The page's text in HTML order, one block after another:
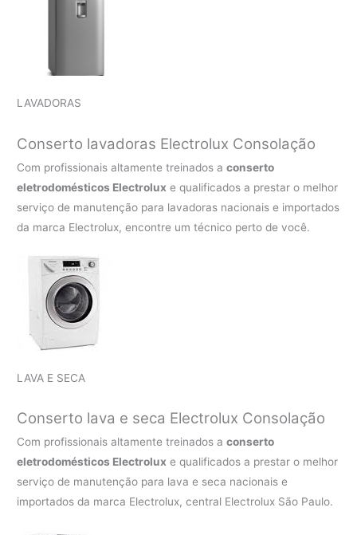
LAVADORAS
Conserto lavadoras Electrolux Consolação
Com profissionais altamente treinados aconserto
eletrodomésticos Electrolux e qualificados a prestar o melhor
serviço de manutenção para lavadoras nacionais e importados
da marca Electrolux, encontre um técnico perto de você.
LAVA E SECA
Conserto lava e seca Electrolux Consolação
Com profissionais altamente treinados aconserto
eletrodomésticos Electrolux e qualificados a prestar o melhor
serviço de manutenção para lava e seca nacionais e
importados da marca Electrolux, central Electrolux São Paulo.